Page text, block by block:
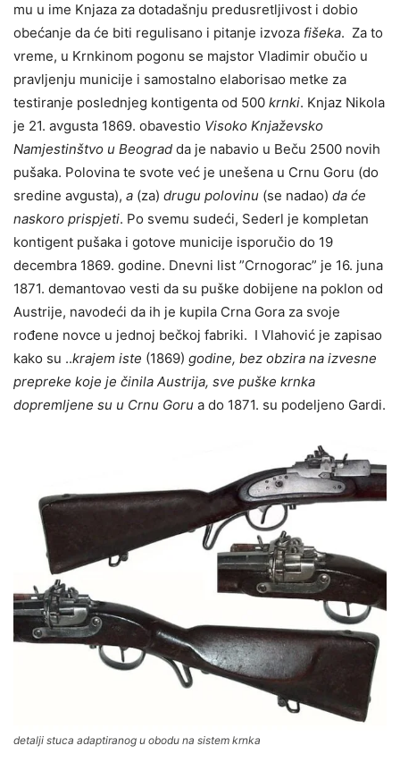
mu u ime Knjaza za dotadašnju predusretljivost i dobio
obećanje da će biti regulisano i pitanje izvoza fišeka. Za to
vreme, u Krnkinom pogonu se majstor Vladimir obučio u
pravljenju municije i samostalno elaborisao metke za
testiranje poslednjeg kontigenta od 500 krnki. Knjaz Nikola
je 21. avgusta 1869. obavestio Visoko Knjaževsko
Namjestinštvo u Beograd da je nabavio u Beču 2500 novih
pušaka. Polovina te svote već je unešena u Crnu Goru (do
sredine avgusta), a (za) drugu polovinu (se nadao) da će
naskoro prispjeti. Po svemu sudeći, Sederl je kompletan
kontigent pušaka i gotove municije isporučio do 19
decembra 1869. godine. Dnevni list ”Crnogorac” je 16. juna
1871. demantovao vesti da su puške dobijene na poklon od
Austrije, navodeći da ih je kupila Crna Gora za svoje
rođene novce u jednoj bečkoj fabriki. I Vlahović je zapisao
kako su ..krajem iste (1869) godine, bez obzira na izvesne
prepreke koje je činila Austrija, sve puške krnka
dopremljene su u Crnu Goru a do 1871. su podeljeno Gardi.
detalji stuca adaptiranog u obodu na sistem krnka